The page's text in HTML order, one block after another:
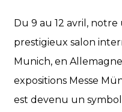
Du 9 au 12 avril, notre
prestigieux salon
Munich, en
expositions Messe
est devenu un